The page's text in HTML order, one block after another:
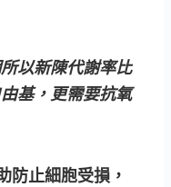
以新陳代謝率比
基，更需要抗氧
防止細胞受損 ，